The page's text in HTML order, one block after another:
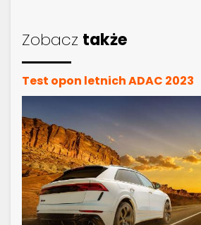
Zobacz także
Test opon letnich ADAC 2023